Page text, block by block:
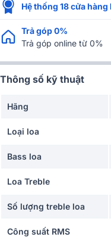
Hệ thống 18 cửa
Trả góp 0%
Trả góp online từ 0%
Thông số kỹ thuật
Hãng
Loại loa
Bass loa
Loa Treble
Số lượng treble loa
Công suất RMS